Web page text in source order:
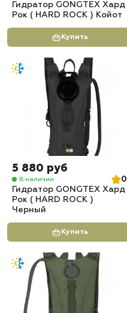
Гидратор GONGTEX Хард
Рок ( HARD ROCK ) Койот
Купить
5 880 руб
В наличии
0
Гидратор GONGTEX Хард
Рок ( HARD ROCK )
Черный
Купить